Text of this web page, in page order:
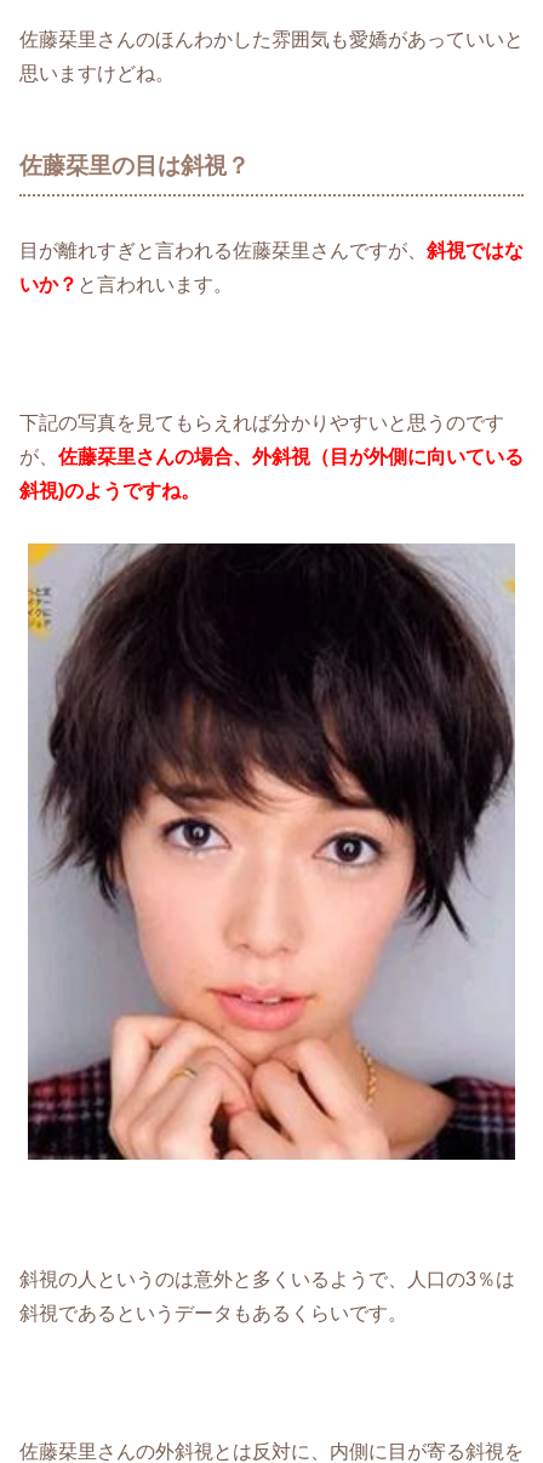
佐藤栞里さんのほんわかした雰囲気も愛嬌があっていいと
思いますけどね。
佐藤栞里の目は斜視？
目が離れすぎと言われる佐藤栞里さんですが、 斜視ではな
いか？ と言われいます。
下記の写真を見てもらえれば分かりやすいと思うのです
が、 佐藤栞里さんの場合、外斜視（目が外側に向いている
斜視)のようですね。
斜視の人というのは意外と多くいるようで、人口の3％は
斜視であるというデータもあるくらいです。
佐藤栞里さんの外斜視とは反対に、内側に目が寄る斜視を